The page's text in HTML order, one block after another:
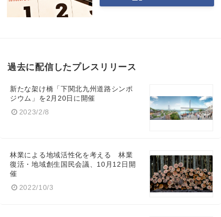
過去に配信したプレスリリース
新たな架け橋「下関北九州道路シンポ
ジウム」を2月20日に開催
2023/2/8
林業による地域活性化を考える 林業
復活・地域創生国民会議、10月12日開
催
2022/10/3